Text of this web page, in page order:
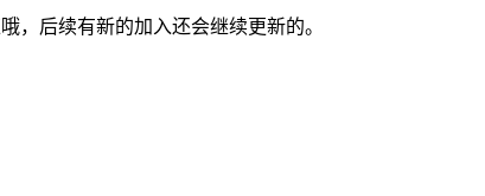
，后续有新的加入还会继续更新的。